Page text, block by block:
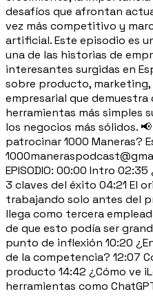
desafíos que afrontan
vez más competitivo y
artificial. Este episodio es
una de las historias de
interesantes surgidas en
sobre producto,
empresarial que demuestra
herramientas más simples
los negocios más sólidos.
patrocinar 1000 Maneras?
EPISODIO: 00:00 Intro
3 claves del éxito 04:21 El
trabajando solo antes del
llega como tercera
de que esto podía ser
punto de inflexión 10:20
de la competencia? 12:07
producto 14:42 ¿Cómo ve
herramientas como